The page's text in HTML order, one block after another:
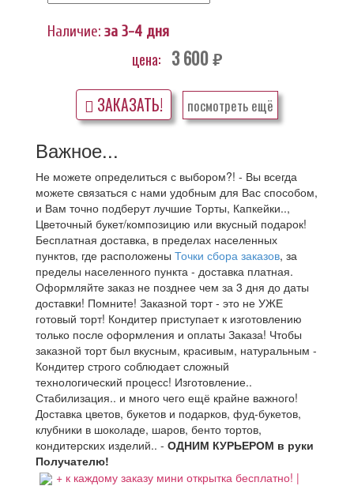
Наличие: за 3-4 дня
цена: 3 600 руб.
ЗАКАЗАТЬ! посмотреть ещё
Важное...
Не можете определиться с выбором?! - Вы всегда
можете связаться с нами удобным для Вас способом,
и Вам точно подберут лучшие Торты, Капкейки..,
Цветочный букет/композицию или вкусный подарок!
Бесплатная доставка, в пределах населенных
пунктов, где расположены Точки сбора заказов, за
пределы населенного пункта - доставка платная.
Оформляйте заказ не позднее чем за 3 дня до даты
доставки! Помните! Заказной торт - это не УЖЕ
готовый торт! Кондитер приступает к изготовлению
только после оформления и оплаты Заказа! Чтобы
заказной торт был вкусным, красивым, натуральным -
Кондитер строго соблюдает сложный
технологический процесс! Изготовление..
Стабилизация.. и много чего ещё крайне важного!
Доставка цветов, букетов и подарков, фуд-букетов,
клубники в шоколаде, шаров, бенто тортов,
кондитерских изделий.. - ОДНИМ КУРЬЕРОМ в руки
Получателю!
+ к каждому заказу мини открытка бесплатно! |